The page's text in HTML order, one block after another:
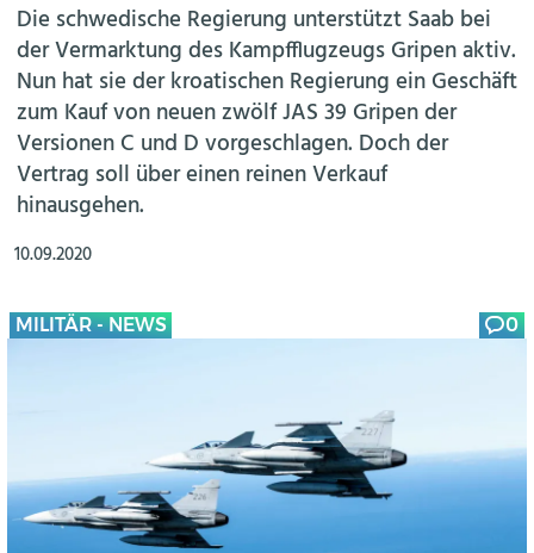
BERUFE
AERO-KULTUR
Die schwedische Regierung unterstützt Saab bei
der Vermarktung des Kampfflugzeugs Gripen aktiv.
Nun hat sie der kroatischen Regierung ein Geschäft
zum Kauf von neuen zwölf JAS 39 Gripen der
Versionen C und D vorgeschlagen. Doch der
Vertrag soll über einen reinen Verkauf
hinausgehen.
10.09.2020
MILITÄR - NEWS 0